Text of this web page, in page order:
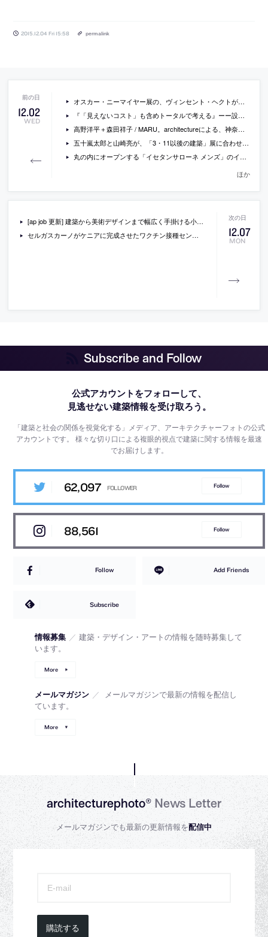
2015.12.04 Fri 15:58 permalink
12.02
WED
オスカー・ニーマイヤー展の、ヴィンセント・ヘクトが撮影した会場動画
『「見えないコスト」も含めトータルで考える』ーー設計や建築について「ビジネス」という視点で学ぶことができる書籍『施設参謀』プレビュー（2）
高野洋平＋森田祥子 / MARU。architectureによる、神奈川県横浜市の「壇の家」
五十嵐太郎と山崎亮が、「3・11以後の建築」展に合わせて行ったトークセッションのレポート
丸の内にオープンする「イセタンサローネ メンズ」のインテリアデザイナーは辻村久信
ほか
12.07
MON
[ap job 更新] 建築から美術デザインまで幅広く手掛ける小大建築設計事務所が、正社員・インターン・アルバイトを募集中
セルガスカーノがケニアに完成させたワクチン接種センターの写真や、ロサンゼルスに計画中の住宅の画像など
Subscribe and Follow
公式アカウントをフォローして、
見逃せない建築情報を受け取ろう。
「建築と社会の関係を視覚化する」メディア、アーキテクチャーフォトの公式
アカウントです。様々な切り口による複眼的視点で建築に関する情報を最速
でお届けします。
62,097 Follow
88,561 Follow
Follow Add Friends
Subscribe
情報募集 ／ 建築・デザイン・アートの情報を随時募集して
います。
More
メールマガジン ／
メールマガジンで最新の情報を配信し
ています。
More
architecturephoto®News Letter
メールマガジンでも最新の更新情報を配信中
購読する